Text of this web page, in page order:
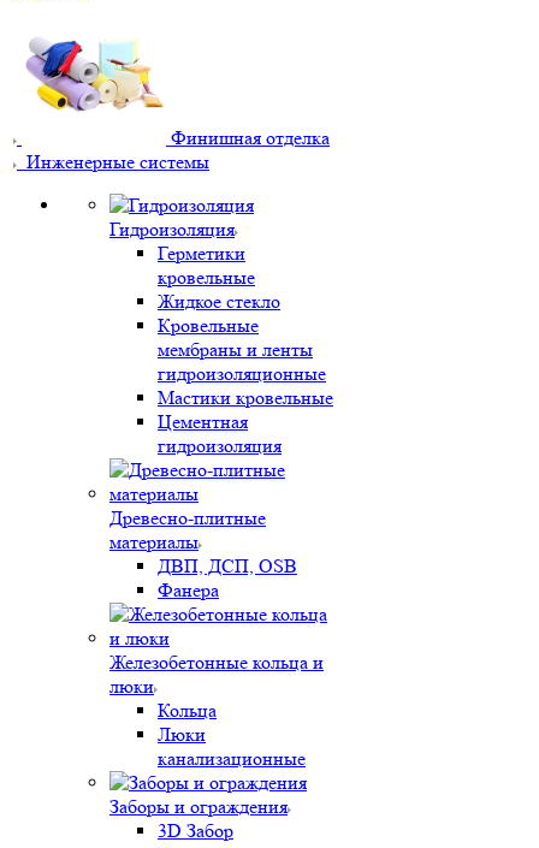
Финишная отделка
Инженерные системы
Гидроизоляция
Герметики
кровельные
Жидкое стекло
Кровельные
мембраны и ленты
гидроизоляционные
Мастики кровельные
Цементная
гидроизоляция
Древесно-плитные
материалы
ДВП, ДСП, OSB
Фанера
Железобетонные кольца и
люки
Кольца
Люки
канализационные
Заборы и ограждения
3D Забор